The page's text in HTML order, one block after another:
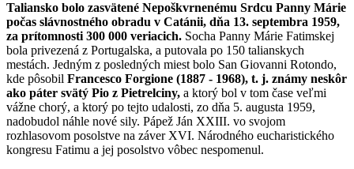
Taliansko bolo zasvätené Nepoškvrnenému Srdcu Panny Márie
počas slávnostného obradu v Catánii, dňa 13. septembra 1959,
za prítomnosti 300 000 veriacich. Socha Panny Márie Fatimskej
bola privezená z Portugalska, a putovala po 150 talianskych
mestách. Jedným z posledných miest bolo San Giovanni Rotondo,
kde pôsobil Francesco Forgione (1887 - 1968), t. j. známy neskôr
ako páter svätý Pio z Pietrelciny, a ktorý bol v tom čase veľmi
vážne chorý, a ktorý po tejto udalosti, zo dňa 5. augusta 1959,
nadobudol náhle nové sily. Pápež Ján XXIII. vo svojom
rozhlasovom posolstve na záver XVI. Národného eucharistického
kongresu Fatimu a jej posolstvo vôbec nespomenul.